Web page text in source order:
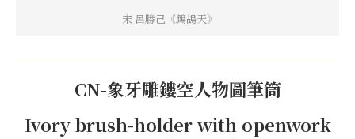
宋 呂勝己《鷓鴣天》
CN-象牙雕鏤空人物圖筆筒
Ivory brush-holder with openwork